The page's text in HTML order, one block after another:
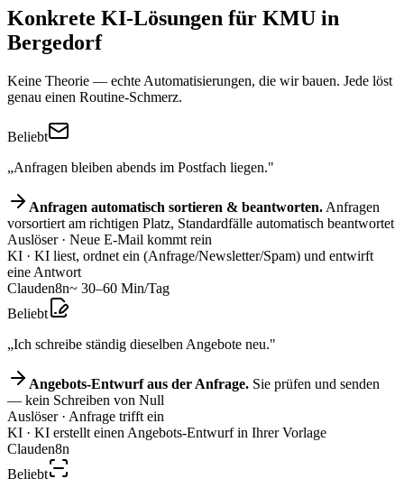
Konkrete KI-Lösungen für KMU in
Bergedorf
Keine Theorie — echte Automatisierungen, die wir bauen. Jede löst
genau einen Routine-Schmerz.
Beliebt
„Anfragen bleiben abends im Postfach liegen."
Anfragen automatisch sortieren & beantworten. Anfragen
vorsortiert am richtigen Platz, Standardfälle automatisch beantwortet
Auslöser· Neue E-Mail kommt rein
KI · KI liest, ordnet ein (Anfrage/Newsletter/Spam) und entwirft
eine Antwort
Clauden8n~ 30–60 Min/Tag
Beliebt
„Ich schreibe ständig dieselben Angebote neu."
Angebots-Entwurf aus der Anfrage. Sie prüfen und senden
— kein Schreiben von Null
Auslöser· Anfrage trifft ein
KI · KI erstellt einen Angebots-Entwurf in Ihrer Vorlage
Clauden8n
Beliebt